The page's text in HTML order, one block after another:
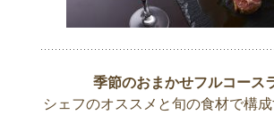
季節のおまかせフルコース
シェフのオススメと旬の食材で構